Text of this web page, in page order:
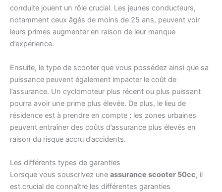
conduite jouent un rôle crucial. Les jeunes conducteurs,
notamment ceux âgés de moins de 25 ans, peuvent voir
leurs primes augmenter en raison de leur manque
d’expérience.
Ensuite, le type de scooter que vous possédez ainsi que sa
puissance peuvent également impacter le coût de
l’assurance. Un cyclomoteur plus récent ou plus puissant
pourra avoir une prime plus élevée. De plus, le lieu de
résidence est à prendre en compte ; les zones urbaines
peuvent entraîner des coûts d’assurance plus élevés en
raison du risque accru d’accidents.
Les différents types de garanties
Lorsque vous souscrivez une assurance scooter 50cc, il
est crucial de connaître les différentes garanties